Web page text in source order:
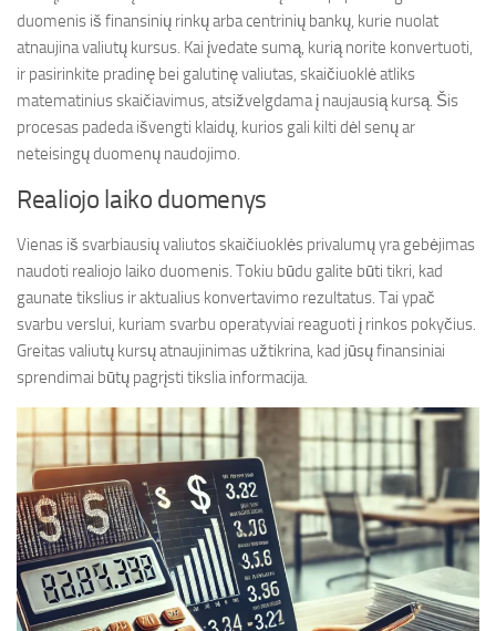
duomenis iš finansinių rinkų arba centrinių bankų, kurie nuolat
atnaujina valiutų kursus. Kai įvedate sumą, kurią norite konvertuoti,
ir pasirinkite pradinę bei galutinę valiutas, skaičiuoklė atliks
matematinius skaičiavimus, atsižvelgdama į naujausią kursą. Šis
procesas padeda išvengti klaidų, kurios gali kilti dėl senų ar
neteisingų duomenų naudojimo.
Realiojo laiko duomenys
Vienas iš svarbiausių valiutos skaičiuoklės privalumų yra gebėjimas
naudoti realiojo laiko duomenis. Tokiu būdu galite būti tikri, kad
gaunate tikslius ir aktualius konvertavimo rezultatus. Tai ypač
svarbu verslui, kuriam svarbu operatyviai reaguoti į rinkos pokyčius.
Greitas valiutų kursų atnaujinimas užtikrina, kad jūsų finansiniai
sprendimai būtų pagrįsti tikslia informacija.